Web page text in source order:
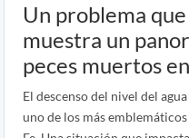
Un problema
muestra un
peces muertos
El descenso del nivel del
uno de los más